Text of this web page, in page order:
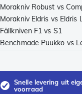
Morakniv Robust vs
Morakniv Eldris vs Eldris
Fällkniven F1 vs S1
Benchmade Puukko vs
Snelle levering uit
voorraad